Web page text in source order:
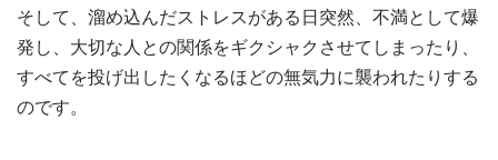
そして、溜め込んだストレスがある日突然、不満として爆
発し、大切な人との関係をギクシャクさせてしまったり、
すべてを投げ出したくなるほどの無気力に襲われたりする
のです。